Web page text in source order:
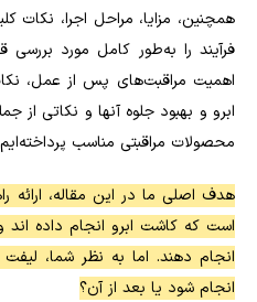
همچنین، مزایا، مراحل اجرا، نکات
فرآیند را به‌طور کامل مورد بررسی
اهمیت مراقبت‌های پس از عمل،
ابرو و بهبود جلوه آنها و نکاتی از
محصولات مراقبتی مناسب
هدف اصلی ما در این مقاله، ارائه
است که کاشت ابرو انجام داده اند
انجام دهند. اما به نظر شما،
انجام شود یا بعد از آن؟